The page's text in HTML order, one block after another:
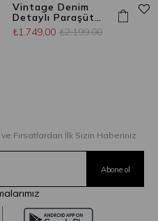
Vintage Denim
Detaylı Paraşüt
Ceket Bej
₺1.749,00 ₺2.199,00
Fırsatlardan İlk Sizin Haberiniz